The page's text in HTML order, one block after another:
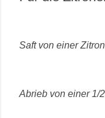
Saft von einer
Abrieb von einer 1/